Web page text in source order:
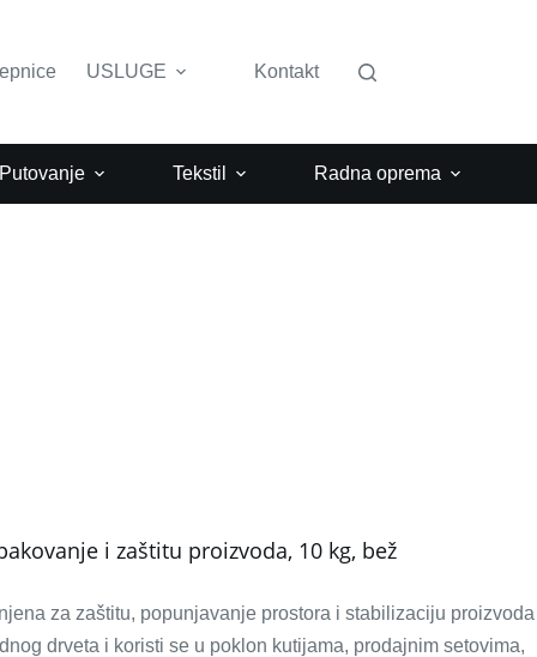
USLUGE Kontakt
Tekstil Radna oprema
i zaštitu proizvoda, 10 kg, bež
za zaštitu, popunjavanje prostora i stabilizaciju proizvoda
drveta i koristi se u poklon kutijama, prodajnim setovima,